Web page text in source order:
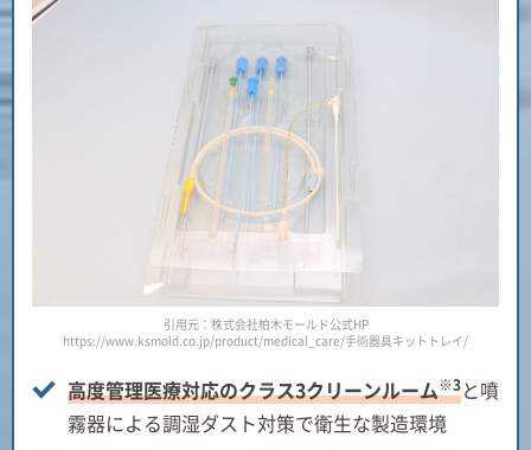
引用元：株式会社柏木モールド公式HP
https://www.ksmold.co.jp/product/medical_care/手術器具キットトレイ/
高度管理医療対応のクラス3クリーンルーム※3と噴
霧器による調湿ダスト対策で衛生な製造環境